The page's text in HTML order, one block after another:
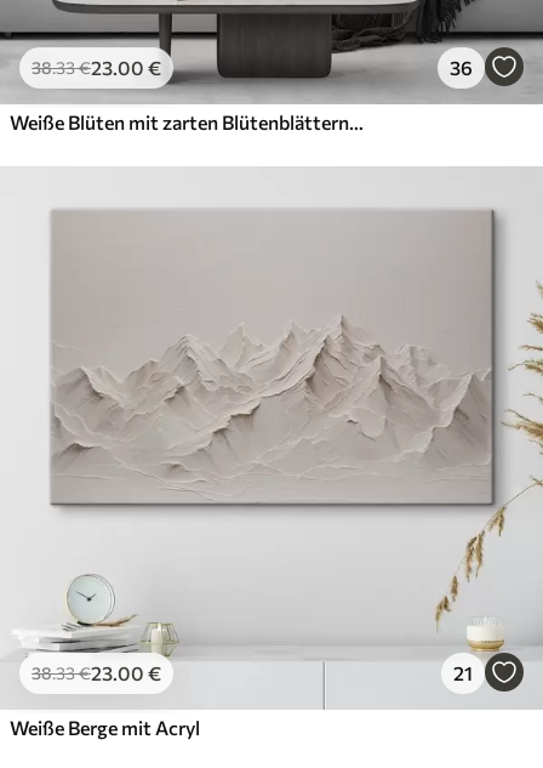
38.33€23.00 € 36
Weiße Blüten mit zarten Blütenblättern, angeordnet in einem wunderschönen Blumenmuster vor einem hellen Hintergrund
38.33€23.00 € 21
Weiße Berge mit Acryl